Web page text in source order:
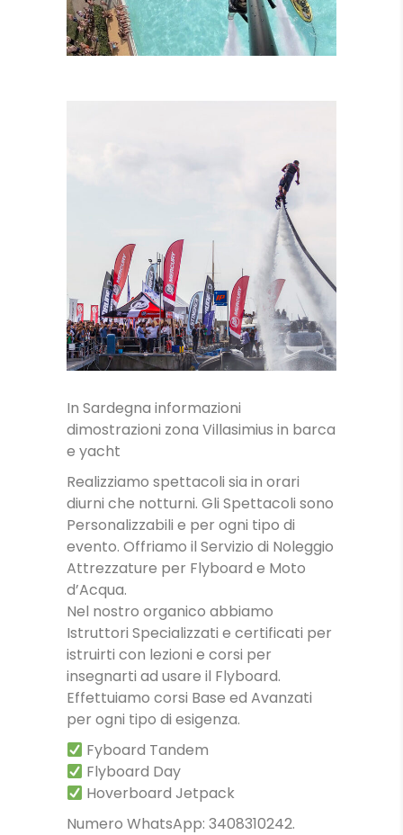
LEZIONI
In Sardegna informazioni
dimostrazioni zona Villasimius in barca
e yacht
Realizziamo spettacoli sia in orari
diurni che notturni. Gli Spettacoli sono
Personalizzabili e per ogni tipo di
evento. Offriamo il Servizio di Noleggio
Attrezzature per Flyboard e Moto
d’Acqua.
Nel nostro organico abbiamo
Istruttori Specializzati e certificati per
istruirti con lezioni e corsi per
insegnarti ad usare il Flyboard.
Effettuiamo corsi Base ed Avanzati
per ogni tipo di esigenza.
Fyboard Tandem
Flyboard Day
Hoverboard Jetpack
Numero WhatsApp: 3408310242.